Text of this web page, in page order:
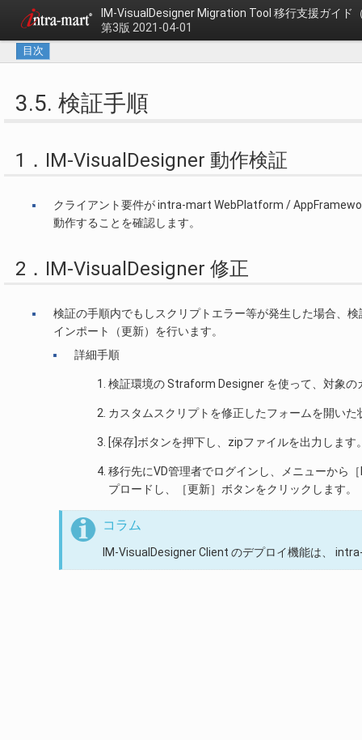
IM-VisualDesigner Migration Tool 移行支援ガイド
第3版 2021-04-01
目次
3.5. 検証手順
1．IM-VisualDesigner 動作検証
クライアント要件が intra-mart WebPlatform /
動作することを確認します。
2．IM-VisualDesigner 修正
検証の手順内でもしスクリプトエラー等が発生した場合、
インポート（更新）を行います。
詳細手順
検証環境の Straform Designer を使って、対象
カスタムスクリプトを修正したフォームを開い
[保存]ボタンを押下し、zipファイルを出力します
移行先にVD管理者でログインし、メニューから
プロードし、［更新］ボタンをクリックします。
コラム
IM-VisualDesigner Client のデプロイ機能は、